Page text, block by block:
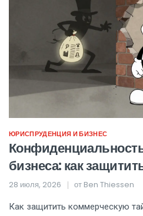
ЮРИСПРУДЕНЦИЯ И БИЗНЕС
бизнеса: как
потерять сделку
28 июля, 2026 от Ben Thiessen
Как защитить коммерческую